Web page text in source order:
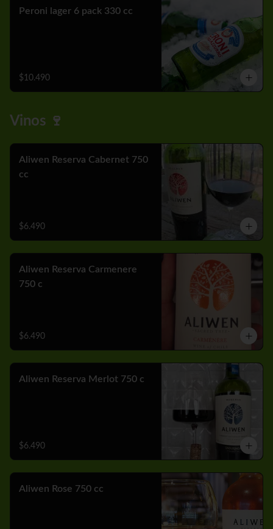
Peroni lager 6 pack 330 cc
$10.490
Vinos 🍷
Aliwen Reserva Cabernet 750
cc
$6.490
Aliwen Reserva Carmenere
750 c
$6.490
Aliwen Reserva Merlot 750 c
$6.490
Aliwen Rose 750 cc